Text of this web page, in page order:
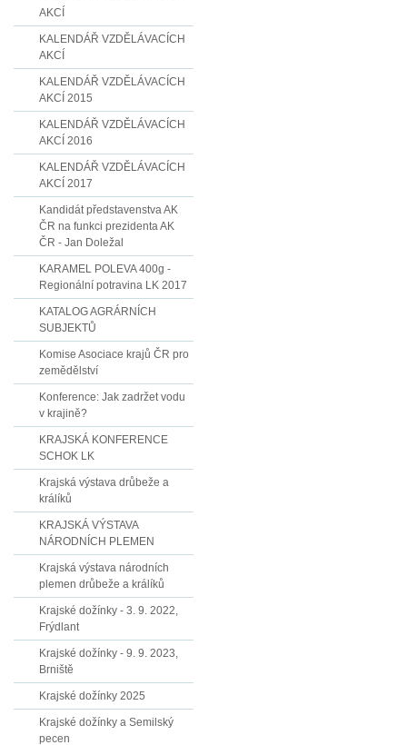
AKCÍ
KALENDÁŘ VZDĚLÁVACÍCH
AKCÍ
KALENDÁŘ VZDĚLÁVACÍCH
AKCÍ 2015
KALENDÁŘ VZDĚLÁVACÍCH
AKCÍ 2016
KALENDÁŘ VZDĚLÁVACÍCH
AKCÍ 2017
Kandidát představenstva AK
ČR na funkci prezidenta AK
ČR - Jan Doležal
KARAMEL POLEVA 400g -
Regionální potravina LK 2017
KATALOG AGRÁRNÍCH
SUBJEKTŮ
Komise Asociace krajů ČR pro
zemědělství
Konference: Jak zadržet vodu
v krajině?
KRAJSKÁ KONFERENCE
SCHOK LK
Krajská výstava drůbeže a
králíků
KRAJSKÁ VÝSTAVA
NÁRODNÍCH PLEMEN
Krajská výstava národních
plemen drůbeže a králíků
Krajské dožínky - 3. 9. 2022,
Frýdlant
Krajské dožínky - 9. 9. 2023,
Brniště
Krajské dožínky 2025
Krajské dožínky a Semilský
pecen